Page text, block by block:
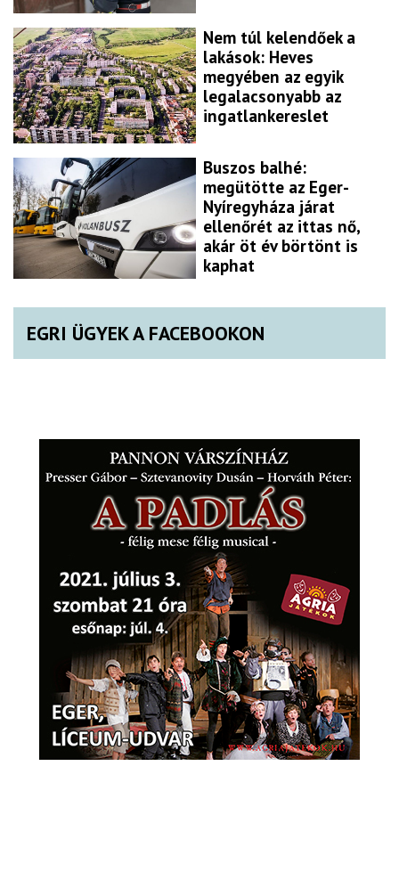
Nem túl kelendőek a
lakások: Heves
megyében az egyik
legalacsonyabb az
ingatlankereslet
Buszos balhé:
megütötte az Eger-
Nyíregyháza járat
ellenőrét az ittas nő,
akár öt év börtönt is
kaphat
EGRI ÜGYEK A FACEBOOKON